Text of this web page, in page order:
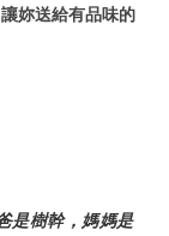
讓妳送給有品味的
是樹幹，媽媽是